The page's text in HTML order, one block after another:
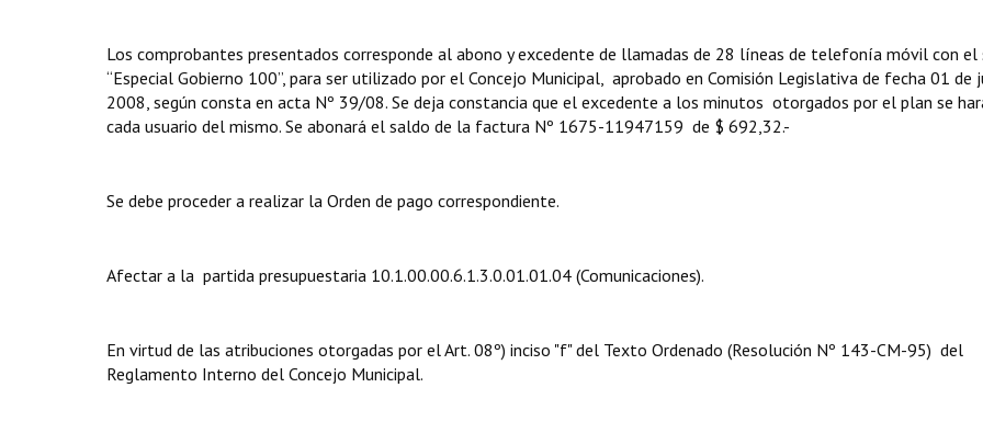
Los comprobantes presentados corresponde al abono y excedente de llamadas de 28 líneas de telefonía móvil con el
“Especial Gobierno 100”, para ser utilizado por el Concejo Municipal, aprobado en Comisión Legislativa de fecha 01 de
2008, según consta en acta Nº 39/08. Se deja constancia que el excedente a los minutos otorgados por el plan se
cada usuario del mismo. Se abonará el saldo de la factura Nº 1675-11947159 de $ 692,32.-
Se debe proceder a realizar la Orden de pago correspondiente.
Afectar a la partida presupuestaria 10.1.00.00.6.1.3.0.01.01.04 (Comunicaciones).
En virtud de las atribuciones otorgadas por el Art. 08º) inciso "f" del Texto Ordenado (Resolución Nº 143-CM-95) del
Reglamento Interno del Concejo Municipal.